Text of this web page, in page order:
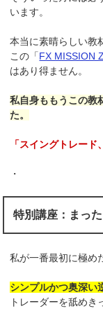
います。
本当に素晴らしい教
この「FX MISSION
はあり得ません。
私自身ももうこの教
た。
「スイングトレード
・
特別講座：まっ
私が一番最初に極め
シンプルかつ奥深い
トレーダーを舐めき